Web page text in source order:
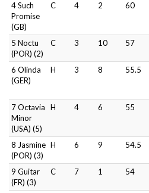
4 Such
Promise
(GB)
C 4 2 60
5 Noctu
(POR) (2)
C 3 10 57
6 Olinda
(GER)
H 3 8 55.5
7 Octavia
Minor
(USA) (5)
H 4 6 55
8 Jasmine
(POR) (3)
H 6 9 54.5
9 Guitar
(FR) (3)
C 7 1 54